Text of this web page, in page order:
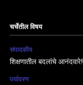
चर्चेतील विषय
संपादकीय
शिक्षणातील बदलांचे आनंदवारे!
पर्यावरण